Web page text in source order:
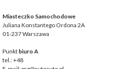
Miasteczko Samochodowe
Juliana Konstantego Ordona 2A
01-237 Warszawa
Punkt biuro A
tel.: +48